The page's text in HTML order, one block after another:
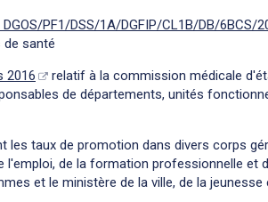
PF1/DSS/1A/DGFIP/CL1B/DB/6BCS/
de santé
2016
relatif à la commission médicale
de départements, unités
les taux de promotion dans divers corps
l'emploi, de la formation professionnelle et
et le ministère de la ville, de la